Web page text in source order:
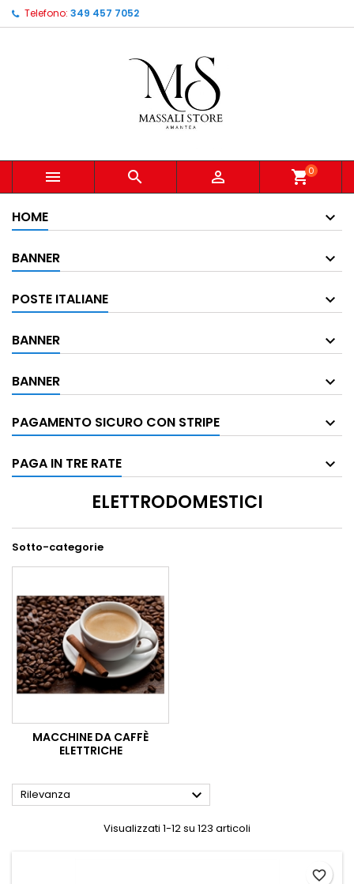
Telefono: 349 457 7052
   shopping_cart0
HOME
BANNER
POSTE ITALIANE
BANNER
BANNER
PAGAMENTO SICURO CON STRIPE
PAGA IN TRE RATE
ELETTRODOMESTICI
Sotto-categorie
MACCHINE DA CAFFÈ
ELETTRICHE
Rilevanza 
Visualizzati 1-12 su 123 articoli
favorite_border